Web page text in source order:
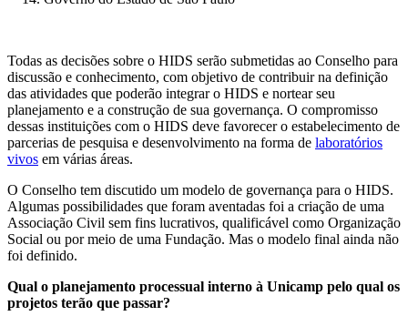
Todas as decisões sobre o HIDS serão submetidas ao Conselho para
discussão e conhecimento, com objetivo de contribuir na definição
das atividades que poderão integrar o HIDS e nortear seu
planejamento e a construção de sua governança. O compromisso
dessas instituições com o HIDS deve favorecer o estabelecimento de
parcerias de pesquisa e desenvolvimento na forma de laboratórios
vivos em várias áreas.
O Conselho tem discutido um modelo de governança para o HIDS.
Algumas possibilidades que foram aventadas foi a criação de uma
Associação Civil sem fins lucrativos, qualificável como Organização
Social ou por meio de uma Fundação. Mas o modelo final ainda não
foi definido.
Qual o planejamento processual interno à Unicamp pelo qual os
projetos terão que passar?